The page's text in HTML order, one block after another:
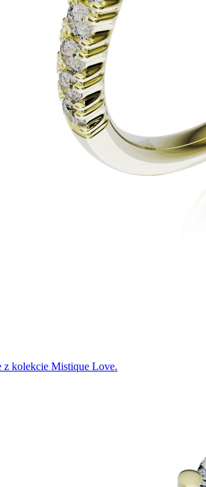
z kolekcie Mistique Love.